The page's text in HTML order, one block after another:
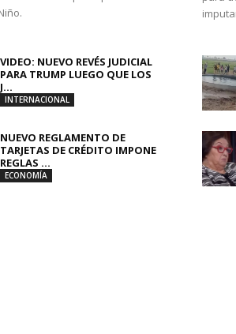
VIDEO: NUEVO REVÉS JUDICIAL
PARA TRUMP LUEGO QUE LOS
J...
INTERNACIONAL
NUEVO REGLAMENTO DE
TARJETAS DE CRÉDITO IMPONE
REGLAS ...
ECONOMÍA